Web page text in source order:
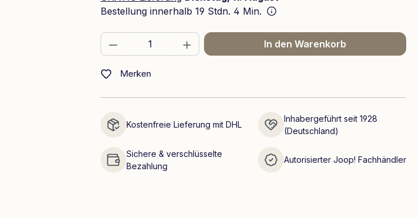
Bestellung innerhalb 19 Stdn. 4 Min.
Produkt Anzahl: Gib den gewünschten Wert
In den Warenkorb
Merken
Kostenfreie Lieferung mit DHL
Inhabergeführt seit 1928
(Deutschland)
Sichere & verschlüsselte
Bezahlung
Autorisierter Joop! Fachhändler